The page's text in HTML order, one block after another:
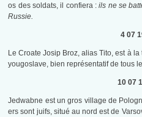
os des soldats, il confiera :ils ne se
Russie.
4 07
Le Croate Josip Broz, alias Tito, est à
yougoslave, bien représentatif de tous
10 07
Jedwabne est un gros village de
ers sont juifs, situé au nord est de